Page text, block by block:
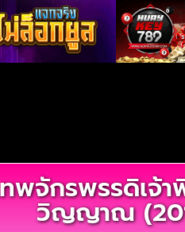
จักรพรรดิเจ้า
วิญญาณ